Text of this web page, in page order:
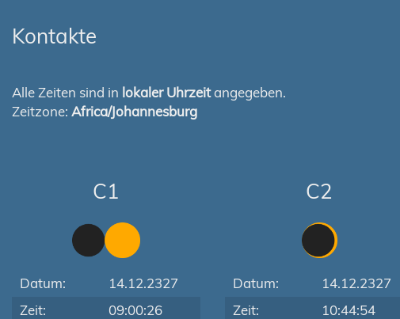
Kontakte
Alle Zeiten sind in lokaler Uhrzeitangegeben.
Zeitzone: Africa/Johannesburg
C1
Datum:
14.12.2327
Zeit:
09:00:26
C2
Datum:
14.12.2327
Zeit:
10:44:54